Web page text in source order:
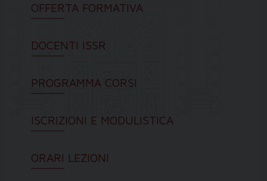
OFFERTA FORMATIVA
DOCENTI ISSR
PROGRAMMA CORSI
ISCRIZIONI E MODULISTICA
ORARI LEZIONI